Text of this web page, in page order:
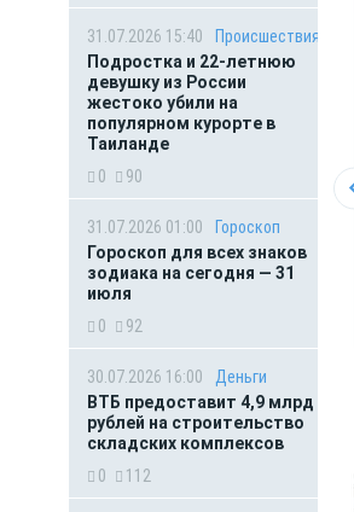
31.07.2026 15:40
Происшествия
Подростка и 22-летнюю
девушку из России
жестоко убили на
популярном курорте в
Таиланде
0
90
31.07.2026 01:00
Гороскоп
Гороскоп для всех знаков
зодиака на сегодня — 31
июля
0
92
30.07.2026 16:00
Деньги
ВТБ предоставит 4,9 млрд
рублей на строительство
складских комплексов
0
112